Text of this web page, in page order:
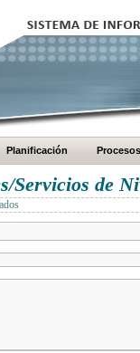
Planificación Procesos
Servicios de